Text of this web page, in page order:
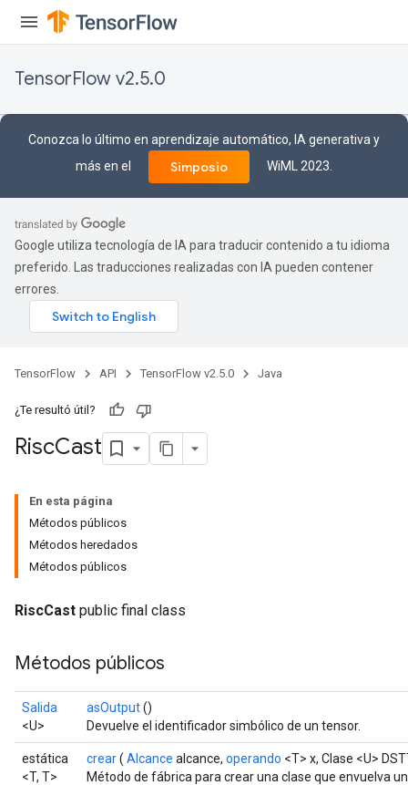
TensorFlow v2.5.0
Conozca lo último en aprendizaje automático, IA generativa y
más en el
Simposio WiML 2023.
Google utiliza tecnología de IA para traducir contenido a tu idioma
preferido. Las traducciones realizadas con IA pueden contener
errores.
TensorFlow API TensorFlow v2.5.0 Java
¿Te resultó útil?
RiscCast
En esta página
Métodos públicos
Métodos heredados
Métodos públicos
RiscCast public final class
Métodos públicos
Salida
<U>
asOutput()
Devuelve el identificador simbólico de un tensor.
estática
<T, T>
crear( Alcance alcance, operando <T> x, Clase <U>
Método de fábrica para crear una clase que envuelva